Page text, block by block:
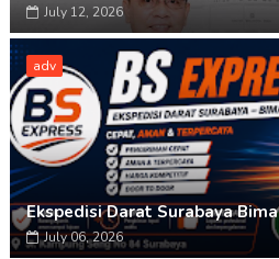
July 12, 2026
adv
Ekspedisi Darat Surabaya Bima
July 06, 2026